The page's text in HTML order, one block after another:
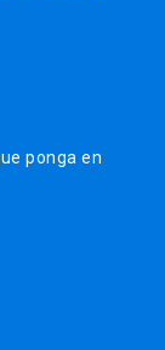
ponga en